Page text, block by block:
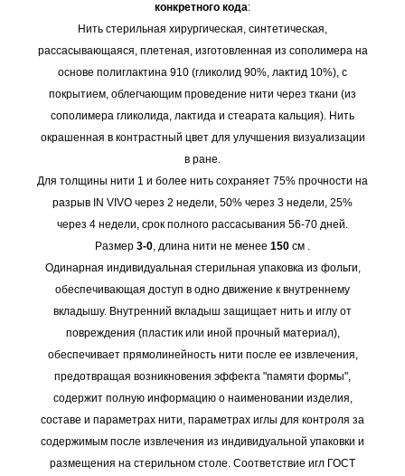
конкретного кода:
Нить стерильная хирургическая, синтетическая,
рассасывающаяся, плетеная, изготовленная из сополимера на
основе полиглактина 910 (гликолид 90%, лактид 10%), с
покрытием, облегчающим проведение нити через ткани (из
сополимера гликолида, лактида и стеарата кальция). Нить
окрашенная в контрастный цвет для улучшения визуализации
в ране.
Для толщины нити 1 и более нить сохраняет 75% прочности на
разрыв IN VIVO через 2 недели, 50% через 3 недели, 25%
через 4 недели, срок полного рассасывания 56-70 дней.
Размер 3-0, длина нити не менее 150 см .
Одинарная индивидуальная стерильная упаковка из фольги,
обеспечивающая доступ в одно движение к внутреннему
вкладышу. Внутренний вкладыш защищает нить и иглу от
повреждения (пластик или иной прочный материал),
обеспечивает прямолинейность нити после ее извлечения,
предотвращая возникновения эффекта "памяти формы",
содержит полную информацию о наименовании изделия,
составе и параметрах нити, параметрах иглы для контроля за
содержимым после извлечения из индивидуальной упаковки и
размещения на стерильном столе. Соответствие игл ГОСТ